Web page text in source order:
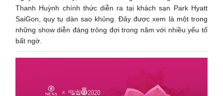
Thanh Huỳnh chính thức diễn ra tại khách sạn Park Hyatt
SaiGon, quy tụ dàn sao khủng. Đây được xem là một trong
những show diễn đáng trông đợi trong năm với nhiều yếu tố
bất ngờ.